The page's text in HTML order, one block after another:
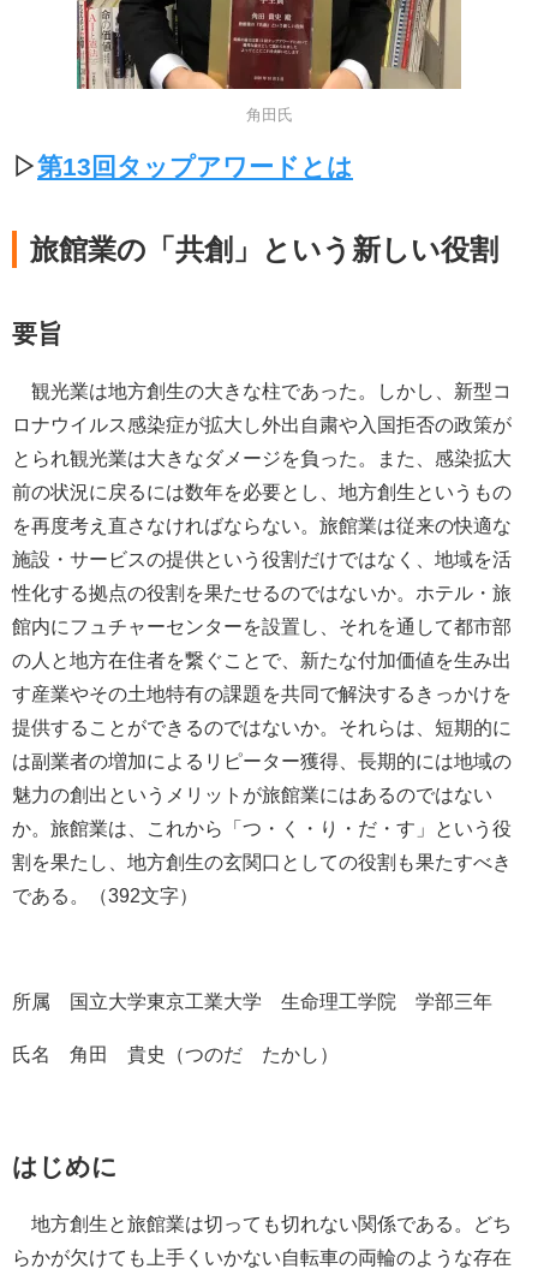
角田氏
▷第13回タップアワードとは
旅館業の「共創」という新しい役割
要旨
観光業は地方創生の大きな柱であった。しかし、新型コ
ロナウイルス感染症が拡大し外出自粛や入国拒否の政策が
とられ観光業は大きなダメージを負った。また、感染拡大
前の状況に戻るには数年を必要とし、地方創生というもの
を再度考え直さなければならない。旅館業は従来の快適な
施設・サービスの提供という役割だけではなく、地域を活
性化する拠点の役割を果たせるのではないか。ホテル・旅
館内にフュチャーセンターを設置し、それを通して都市部
の人と地方在住者を繋ぐことで、新たな付加価値を生み出
す産業やその土地特有の課題を共同で解決するきっかけを
提供することができるのではないか。それらは、短期的に
は副業者の増加によるリピーター獲得、長期的には地域の
魅力の創出というメリットが旅館業にはあるのではない
か。旅館業は、これから「つ・く・り・だ・す」という役
割を果たし、地方創生の玄関口としての役割も果たすべき
である。（392文字）
所属 国立大学東京工業大学 生命理工学院 学部三年
氏名 角田 貴史（つのだ たかし）
はじめに
地方創生と旅館業は切っても切れない関係である。どち
らかが欠けても上手くいかない自転車の両輪のような存在